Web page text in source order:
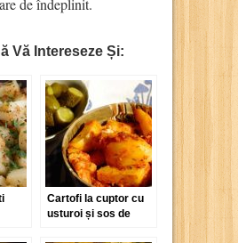
de îndeplinit.
Vă Intereseze Și:
Cartofi la cuptor cu
usturoi și sos de